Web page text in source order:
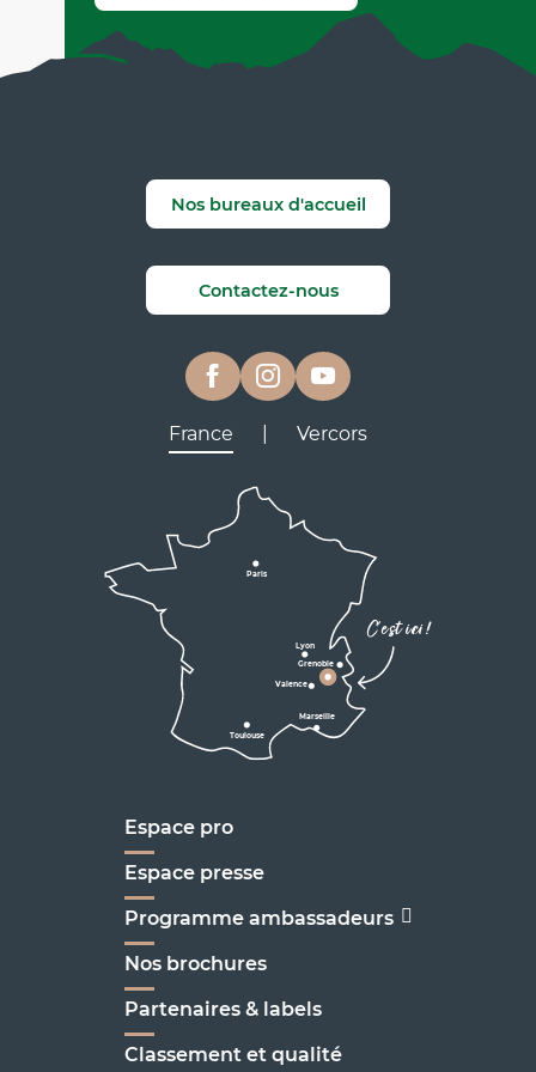
Nos bureaux d'accueil
Contactez-nous
France Vercors
C'est ici !
Paris
Toulouse
Marseille
Lyon
Valence
Grenoble
D1075
D531
Valence
Lyon
Marseille
Espace pro
Espace presse
Programme ambassadeurs
Nos brochures
Partenaires & labels
Classement et qualité